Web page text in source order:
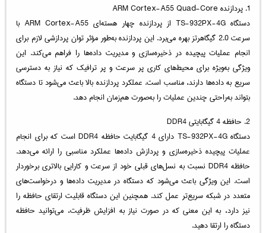
1. پردازنده ARM Cortex-A55 Quad-Core
دستگاه TS-932PX-4G از پردازنده چهار هسته‌ای ARM Cortex-A55 با
سرعت 2.0 گیگاهرتز بهره می‌برد. این پردازنده به‌طور مؤثر توان پردازشی لازم برای
انجام عملیات پیچیده در ذخیره‌سازی و مدیریت داده‌ها را فراهم می‌کند. این
ویژگی به‌ویژه برای محیط‌های کاری پر سرعت و پر ترافیک که نیاز به دسترسی
سریع به داده‌ها دارند، مناسب است. عملکرد پردازنده بالا باعث می‌شود تا دستگاه
بتواند به‌راحتی چندین عملیات را به‌صورت هم‌زمان انجام دهد.
2. حافظه 4 گیگابایتی DDR4
دستگاه TS-932PX-4G دارای 4 گیگابایت حافظه DDR4 است که برای انجام
عملیات پیچیده ذخیره‌سازی و پردازش داده‌ها عملکرد مناسبی را ارائه می‌دهد.
حافظه DDR4 نسبت به نسل‌های قبلی خود از سرعت و کارایی بالاتری برخوردار
است. این ویژگی باعث می‌شود که دستگاه در مدیریت داده‌ها و درخواست‌های
متعدد در شبکه سریع‌تر عمل کند. همچنین این دستگاه قابلیت ارتقای حافظه را
نیز دارد، به این معنی که در صورت نیاز به افزایش ظرفیت، می‌توانید حافظه
دستگاه را ارتقا دهید.